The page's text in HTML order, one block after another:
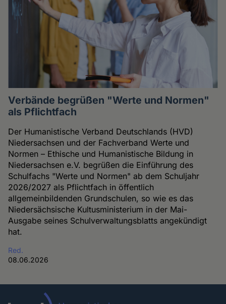
Verbände begrüßen "Werte und Normen"
als Pflichtfach
Der Humanistische Verband Deutschlands (HVD)
Niedersachsen und der Fachverband Werte und
Normen – Ethische und Humanistische Bildung in
Niedersachsen e.V. begrüßen die Einführung des
Schulfachs "Werte und Normen" ab dem Schuljahr
2026/2027 als Pflichtfach in öffentlich
allgemeinbildenden Grundschulen, so wie es das
Niedersächsische Kultusministerium in der Mai-
Ausgabe seines Schulverwaltungsblatts angekündigt
hat.
Red.
08.06.2026